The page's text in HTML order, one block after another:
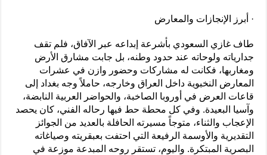
· أبرز الإنجازات والمعارض
طاف غازي السعودي بأشرعة إبداعه عبر الآفاق، فلم تقف
جدارياته ولوحاته عند حدود وطنه، بل جابت مشارق الأرض
ومغاربها، فكانت له مشاركات وحضور وازن في عشرات
المعارض النخبوية داخل العراق وخارجه، حاملاً وجه بغداد إلى
قاعات العرض في أوروبا الصاخبة، والحواضر العربية النابضة،
وآسيا البعيدة. وفي كل محطة حط فيها رحاله الفني، كان يحصد
الإعجاب والثناء، متوجاً مسيرته الحافلة بالعديد من الجوائز
التقديرية والأوسمة الرفيعة التي احتفت بعبقريته وصياغاته
البصرية المبتكرة. واليوم، تستقر روحه المبدعة موزعة في